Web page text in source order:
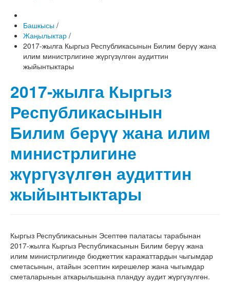
Башкысы /
Жаңылыктар /
2017-жылга Кыргыз Республикасынын Билим берүү жана
илим министрлигине жүргүзүлгөн аудиттин
жыйынтыктары
2017-жылга Кыргыз
Республикасынын
Билим берүү жана илим
министрлигине
жүргүзүлгөн аудиттин
жыйынтыктары
Кыргыз Республикасынын Эсептөө палатасы тарабынан
2017-жылга Кыргыз Республикасынын Билим берүү жана
илим министрлигинде бюджеттик каражаттардын чыгымдар
сметасынын, атайын эсептин кирешелер жана чыгымдар
сметаларынын аткарылышына пландуу аудит жүргүзүлгөн.